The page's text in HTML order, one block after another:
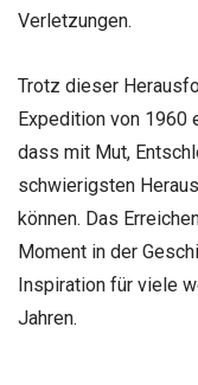
Verletzungen.
Trotz dieser
Expedition von 1960
dass mit Mut,
schwierigsten
können. Das
Moment in der
Inspiration für viele
Jahren.